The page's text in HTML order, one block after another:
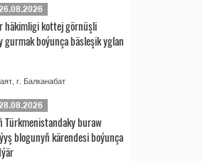
häkimligi kottej görnüşli
gurmak boýunça bäsleşik yglan
г. Балканабат
Türkmenistandaky buraw
blogunyň kärendesi boýunça